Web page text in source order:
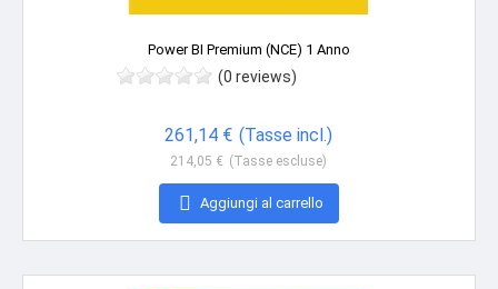
Power BI Premium (NCE) 1 Anno
(0 reviews)
261,14 € (Tasse incl.)
214,05 € (Tasse escluse)
 Aggiungi al carrello